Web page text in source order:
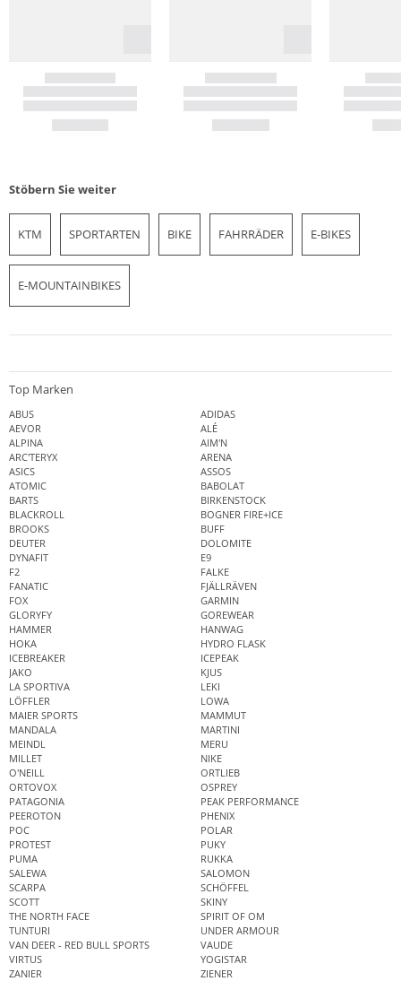
Stöbern Sie weiter
KTM SPORTARTEN BIKE FAHRRÄDER E-BIKES
E-MOUNTAINBIKES
Top Marken
ABUS
ADIDAS
AEVOR
ALÉ
ALPINA
AIM'N
ARC'TERYX
ARENA
ASICS
ASSOS
ATOMIC
BABOLAT
BARTS
BIRKENSTOCK
BLACKROLL
BOGNER FIRE+ICE
BROOKS
BUFF
DEUTER
DOLOMITE
DYNAFIT
E9
F2
FALKE
FANATIC
FJÄLLRÄVEN
FOX
GARMIN
GLORYFY
GOREWEAR
HAMMER
HANWAG
HOKA
HYDRO FLASK
ICEBREAKER
ICEPEAK
JAKO
KJUS
LA SPORTIVA
LEKI
LÖFFLER
LOWA
MAIER SPORTS
MAMMUT
MANDALA
MARTINI
MEINDL
MERU
MILLET
NIKE
O'NEILL
ORTLIEB
ORTOVOX
OSPREY
PATAGONIA
PEAK PERFORMANCE
PEEROTON
PHENIX
POC
POLAR
PROTEST
PUKY
PUMA
RUKKA
SALEWA
SALOMON
SCARPA
SCHÖFFEL
SCOTT
SKINY
THE NORTH FACE
SPIRIT OF OM
TUNTURI
UNDER ARMOUR
VAN DEER - RED BULL SPORTS
VAUDE
VIRTUS
YOGISTAR
ZANIER
ZIENER